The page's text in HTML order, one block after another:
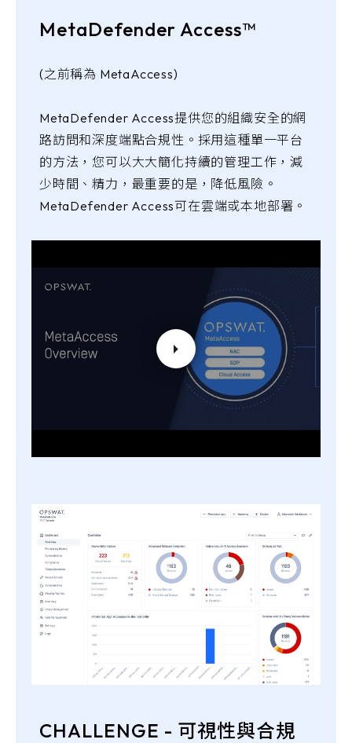
MetaDefender Access™
(之前稱為 MetaAccess)
MetaDefender Access提供您的組織安全的網
路訪問和深度端點合規性。採用這種單一平台
的方法，您可以大大簡化持續的管理工作，減
少時間、精力，最重要的是，降低風險。
MetaDefender Access可在雲端或本地部署。
CHALLENGE - 可視性與合規